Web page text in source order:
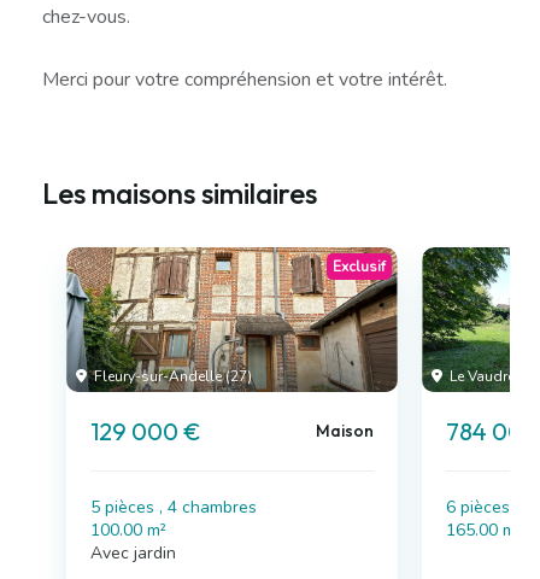
chez-vous.
Merci pour votre compréhension et votre intérêt.
Les maisons similaires
Fleury-sur-Andelle (27)
Exclusif
129 000 € Maison
5 pièces , 4 chambres
100.00 m²
Avec jardin
Le Vaudreuil
784
6 pièces , 3
165.00 m²